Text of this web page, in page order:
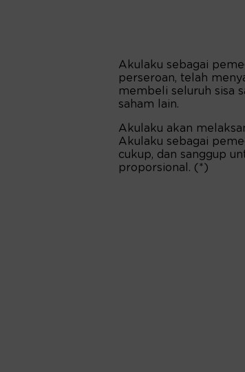
Akulaku sebagai
perseroan, telah
membeli seluruh sisa
saham lain.
Akulaku akan
Akulaku sebagai
cukup, dan sanggup
proporsional. (*)